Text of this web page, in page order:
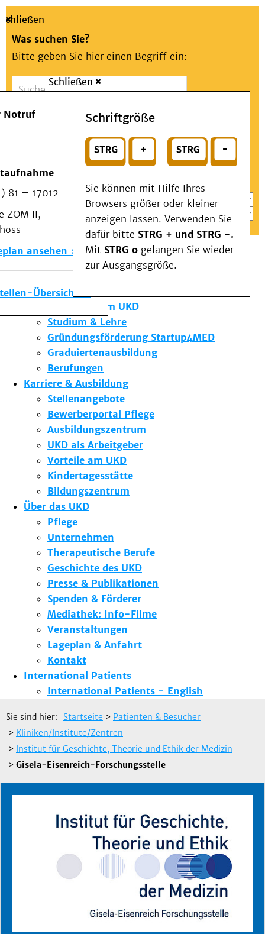
Suche
Schließen
Was suchen Sie?
Bitte geben Sie hier einen Begriff ein:
Suchen
oder
Wählen Sie ein Thema für Ihren Schnelleinstieg
Notfall
Schließen
Notruf
81 – 17012
ZOM II,
ansehen
Übersicht
Schriftgröße
Sie können mit Hilfe Ihres
Browsers größer oder kleiner
anzeigen lassen. Verwenden Sie
dafür bitte STRG + und STRG -.
Mit STRG o gelangen Sie wieder
zur Ausgangsgröße.
Menü
Patienten & Besucher
Kliniken/Institute/Zentren
Als Patient am UKD
Beratung und Unterstützung
Veranstaltungen
Kommunikation im Medizinwesen (KIM)
Notfall
Forschung & Lehre
Die Institute des UKD
Forschung am UKD
Studium & Lehre
Gründungsförderung Startup4MED
Graduiertenausbildung
Berufungen
Karriere & Ausbildung
Stellenangebote
Bewerberportal Pflege
Ausbildungszentrum
UKD als Arbeitgeber
Vorteile am UKD
Kindertagesstätte
Bildungszentrum
Über das UKD
Pflege
Unternehmen
Therapeutische Berufe
Geschichte des UKD
Presse & Publikationen
Spenden & Förderer
Mediathek: Info-Filme
Veranstaltungen
Lageplan & Anfahrt
Kontakt
International Patients
International Patients - English
Sie sind hier: Startseite > Patienten & Besucher
> Kliniken/Institute/Zentren
> Institut für Geschichte, Theorie und Ethik der Medizin
> Gisela-Eisenreich-Forschungsstelle